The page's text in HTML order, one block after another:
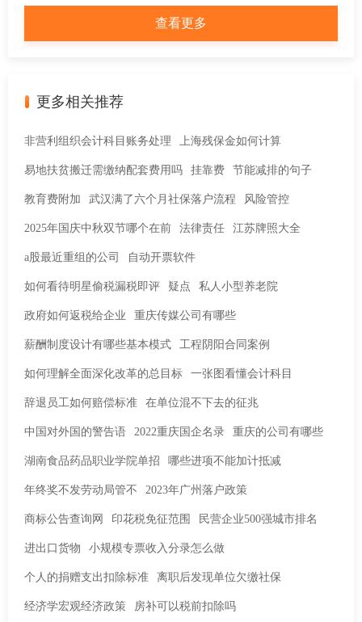
金？
查看更多
更多相关推荐
非营利组织会计科目账务处理 上海残保金如何计算
易地扶贫搬迁需缴纳配套费用吗 挂靠费 节能减排的句子
教育费附加 武汉满了六个月社保落户流程 风险管控
2025年国庆中秋双节哪个在前 法律责任 江苏牌照大全
a股最近重组的公司 自动开票软件
如何看待明星偷税漏税即评 疑点 私人小型养老院
政府如何返税给企业 重庆传媒公司有哪些
薪酬制度设计有哪些基本模式 工程阴阳合同案例
如何理解全面深化改革的总目标 一张图看懂会计科目
辞退员工如何赔偿标准 在单位混不下去的征兆
中国对外国的警告语 2022重庆国企名录 重庆的公司有哪些
湖南食品药品职业学院单招 哪些进项不能加计抵减
年终奖不发劳动局管不 2023年广州落户政策
商标公告查询网 印花税免征范围 民营企业500强城市排名
进出口货物 小规模专票收入分录怎么做
个人的捐赠支出扣除标准 离职后发现单位欠缴社保
经济学宏观经济政策 房补可以税前扣除吗